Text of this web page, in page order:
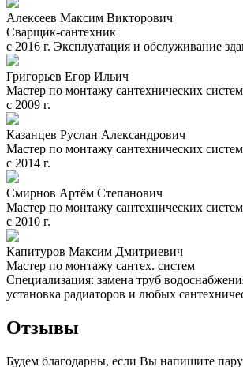
Алексеев Максим Викторович
Сварщик-сантехник
с 2016 г. Эксплуатация и обслуживание
Григорьев Егор Ильич
Мастер по монтажу сантехнических
с 2009 г.
Казанцев Руслан Александрович
Мастер по монтажу сантехнических
с 2014 г.
Смирнов Артём Степанович
Мастер по монтажу сантехнических
с 2010 г.
Капитуров Максим Дмитриевич
Мастер по монтажу сантех. систем
Специализация: замена труб
установка радиаторов и любых
Отзывы
Будем благодарны, если Вы напишите